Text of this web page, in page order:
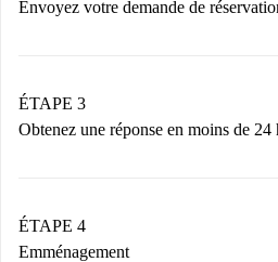
nécessaires.
Envoyez votre demande de
Nous ne vous facturerons rien
n’aura pas accepté.
ÉTAPE 3
Obtenez une réponse en moins de 24
contact avec le propriétaire.
Si refusé : aucun prélèvement
ÉTAPE 4
Emménagement